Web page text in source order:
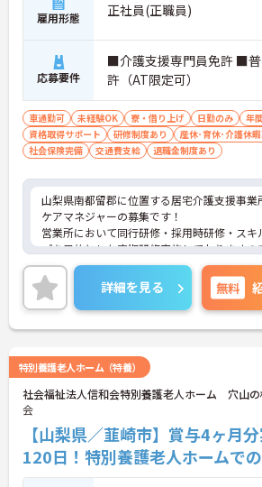
雇用形態 正社員(正職員)
応募要件
■介護支援専門員免許 ■普
許（AT限定可）
車通勤可 未経験OK 寮・借り上げ 日勤のみ
年
資格取得サポート
研修制度あり
産休･育休･介護休
社会保険完備
交通費支給 退職金制度あり
山梨県南都留郡に位置する居宅介護支援事業
ケアマネジャーの募集です！
営業所において同行研修・採用時研修・スキ
プを目的とした定期研修実施しておりますの
キルアップできる機会が沢山ございます。
ご興味のある方は、お気軽にお問い合わせく
い。
詳細を見る 無料
特別養護老人ホーム（特養）
社会福祉法人信和会特別養護老人ホーム 穴山の
会
【山梨県／韮崎市】賞与4ヶ月
120日！特別養護老人ホームで